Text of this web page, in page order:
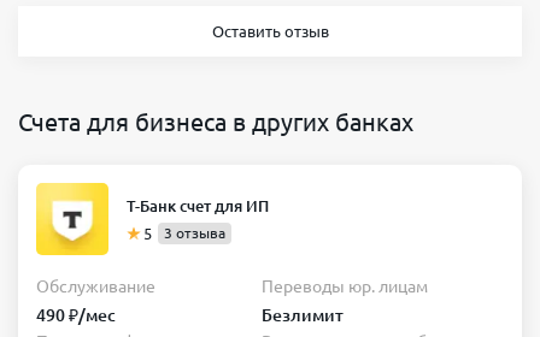
Оставить отзыв
Счета для бизнеса в других банках
Т-Банк счет для ИП
5
3 отзыва
Обслуживание
490 ₽/мес
Переводы юр. лицам
Безлимит